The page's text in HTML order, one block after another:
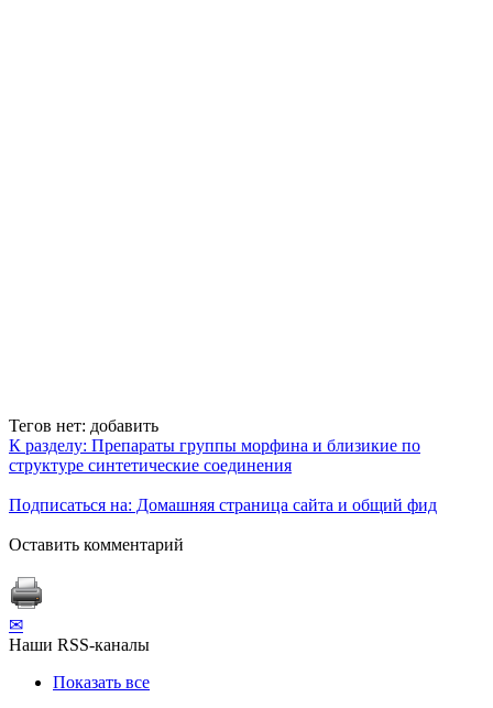
Тегов нет: добавить
К разделу: Препараты группы морфина и близикие по
структуре синтетические соединения
Подписаться на: Домашняя страница сайта и общий фид
Оставить комментарий
✉
Наши RSS-каналы
Показать все